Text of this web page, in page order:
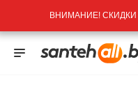
ВНИМАНИЕ! СКИДКИ